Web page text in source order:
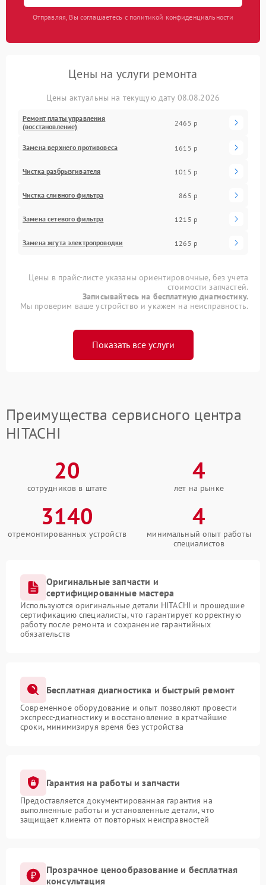
Отправляя, Вы соглашаетесь с политикой конфиденциальности
Цены на услуги ремонта
Цены актуальны на текущую дату 08.08.2026
Ремонт платы управления
(восстановление)
2465 р
Замена верхнего противовеса 1615 р
Чистка разбрызгивателя 1015 р
Чистка сливного фильтра 865 р
Замена сетевого фильтра 1215 р
Замена жгута электропроводки 1265 р
Цены в прайс-листе указаны ориентировочные, без учета
стоимости запчастей.
Записывайтесь на бесплатную диагностику.
Мы проверим ваше устройство и укажем на неисправность.
Показать все услуги
Преимущества сервисного центра
HITACHI
20
сотрудников в штате
4
лет на рынке
3140
отремонтированных устройств
4
минимальный опыт работы
специалистов
Оригинальные запчасти и
сертифицированные мастера
Используются оригинальные детали HITACHI и прошедшие
сертификацию специалисты, что гарантирует корректную
работу после ремонта и сохранение гарантийных
обязательств
Бесплатная диагностика и быстрый ремонт
Современное оборудование и опыт позволяют провести
экспресс-диагностику и восстановление в кратчайшие
сроки, минимизируя время без устройства
Гарантия на работы и запчасти
Предоставляется документированная гарантия на
выполненные работы и установленные детали, что
защищает клиента от повторных неисправностей
Прозрачное ценообразование и бесплатная
консультация